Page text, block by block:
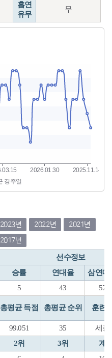
흡연
유무
무
2023년 2022년
2021년
2017년
선수정보
승률 연대율
삼연대
5 43
57
총평균 득점 총평균 순위 훈련
99.051 35 세종
2위 3위
계